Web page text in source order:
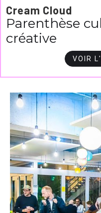
Cream Cloud
Parenthèse
créative
VOIR